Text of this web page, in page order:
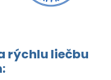
rýchlu liečbu